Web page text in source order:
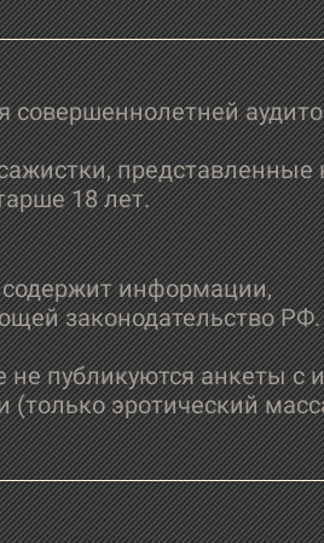
совершеннолетней
представленные
18 лет.
информации,
законодательство РФ.
не публикуются анкеты с
(только эротический